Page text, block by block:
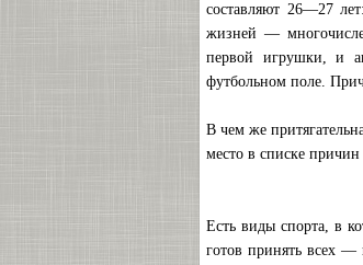
составляют 26—27
жизней —
первой игрушки, и
футбольном поле.
В чем же
место в списке причин
Есть виды спорта, в
готов принять всех —